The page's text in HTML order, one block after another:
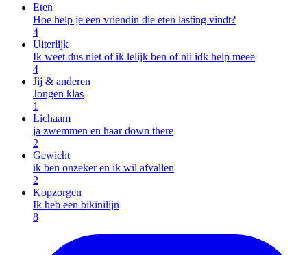
Eten
Hoe help je een vriendin die eten lasting vindt?
4
Uiterlijk
Ik weet dus niet of ik lelijk ben of nii idk help meee
4
Jij & anderen
Jongen klas
1
Lichaam
ja zwemmen en haar down there
2
Gewicht
ik ben onzeker en ik wil afvallen
2
Kopzorgen
Ik heb een bikinilijn
8